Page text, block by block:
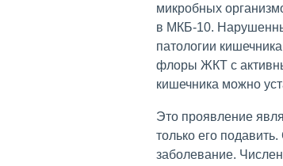
микробных
в МКБ-10.
патологии
флоры ЖКТ с
кишечника можно
Это проявление
только его
заболевание.